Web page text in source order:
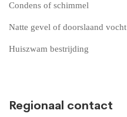
Condens of schimmel
Natte gevel of doorslaand vocht
Huiszwam bestrijding
Regionaal contact